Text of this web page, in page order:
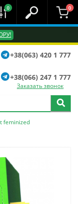
0 0
+38(063) 420 1 777
+38(066) 247 1 777
Заказать звонок
feminized